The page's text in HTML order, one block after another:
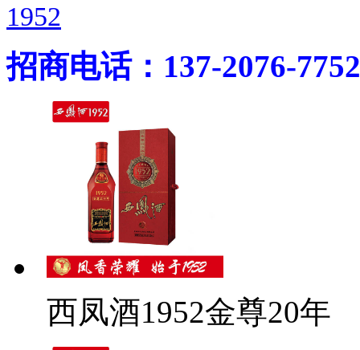
1952
招商电话：137-2076-7752
西凤酒1952金尊20年